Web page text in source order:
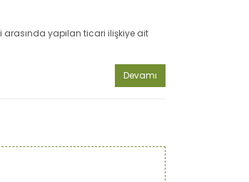
arasında yapılan ticari ilişkiye ait
Devamı